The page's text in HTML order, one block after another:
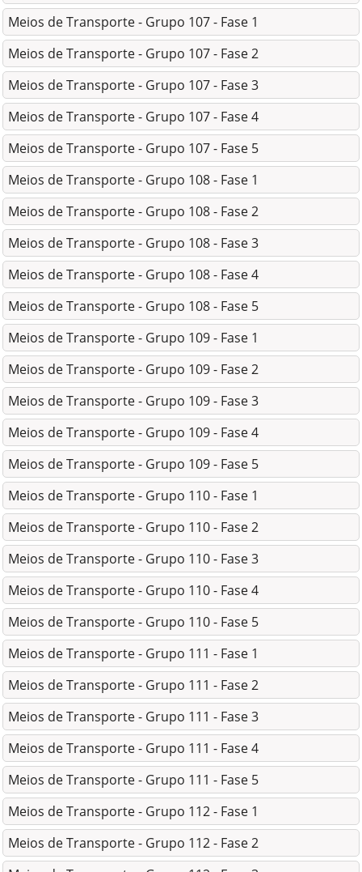
Meios de Transporte - Grupo 107 - Fase 1
Meios de Transporte - Grupo 107 - Fase 2
Meios de Transporte - Grupo 107 - Fase 3
Meios de Transporte - Grupo 107 - Fase 4
Meios de Transporte - Grupo 107 - Fase 5
Meios de Transporte - Grupo 108 - Fase 1
Meios de Transporte - Grupo 108 - Fase 2
Meios de Transporte - Grupo 108 - Fase 3
Meios de Transporte - Grupo 108 - Fase 4
Meios de Transporte - Grupo 108 - Fase 5
Meios de Transporte - Grupo 109 - Fase 1
Meios de Transporte - Grupo 109 - Fase 2
Meios de Transporte - Grupo 109 - Fase 3
Meios de Transporte - Grupo 109 - Fase 4
Meios de Transporte - Grupo 109 - Fase 5
Meios de Transporte - Grupo 110 - Fase 1
Meios de Transporte - Grupo 110 - Fase 2
Meios de Transporte - Grupo 110 - Fase 3
Meios de Transporte - Grupo 110 - Fase 4
Meios de Transporte - Grupo 110 - Fase 5
Meios de Transporte - Grupo 111 - Fase 1
Meios de Transporte - Grupo 111 - Fase 2
Meios de Transporte - Grupo 111 - Fase 3
Meios de Transporte - Grupo 111 - Fase 4
Meios de Transporte - Grupo 111 - Fase 5
Meios de Transporte - Grupo 112 - Fase 1
Meios de Transporte - Grupo 112 - Fase 2